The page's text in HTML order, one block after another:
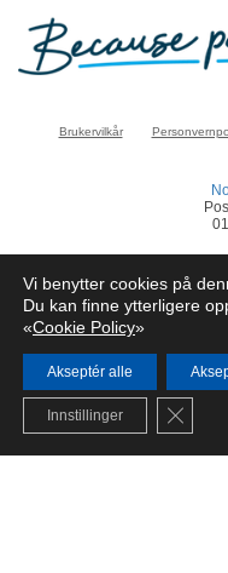
Brukervilkår
Klikkherfor
NO-
Vi benytter cookies på
Du kan finne ytterligere
«Cookie Policy»
Akseptér alle
Innstillinger Close